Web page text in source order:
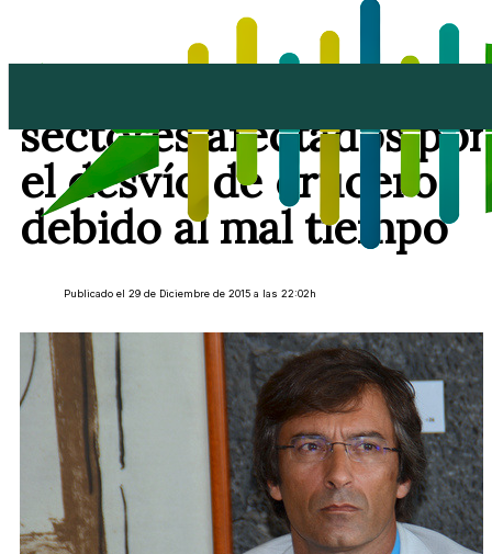
sectores afectados por
el desvío de cruceros
debido al mal tiempo
Publicado el 29 de Diciembre de 2015 a las 22:02h